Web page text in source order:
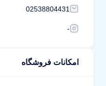
02538804431
-
امکانات فروشگاه